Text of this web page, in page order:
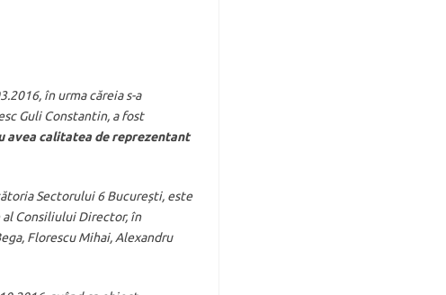
în urma căreia s-a
Guli Constantin, a fost
avea calitatea de reprezentant
Sectorului 6 București, este
Consiliului Director, în
Florescu Mihai, Alexandru